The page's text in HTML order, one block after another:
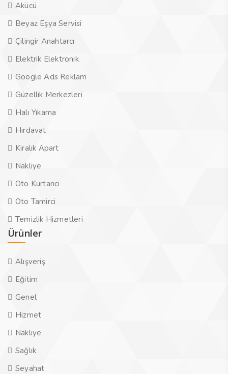
Akücü
Beyaz Eşya Servisi
Çilingir Anahtarcı
Elektrik Elektronik
Google Ads Reklam
Güzellik Merkezleri
Halı Yıkama
Hırdavat
Kiralık Apart
Nakliye
Oto Kurtarıcı
Oto Tamirci
Temizlik Hizmetleri
Ürünler
Alışveriş
Eğitim
Genel
Hizmet
Nakliye
Sağlık
Seyahat